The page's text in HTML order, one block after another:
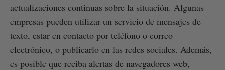
actualizaciones continuas sobre la situación. Algunas
empresas pueden utilizar un servicio de mensajes de
texto, estar en contacto por teléfono o correo
electrónico, o publicarlo en las redes sociales. Además,
es posible que reciba alertas de navegadores web,